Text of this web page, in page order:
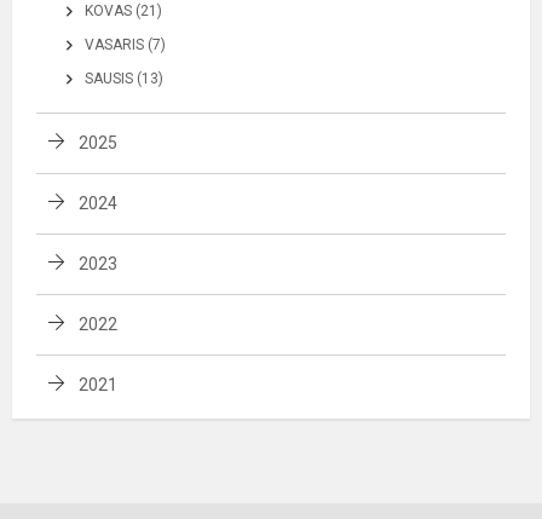
KOVAS (21)
VASARIS (7)
SAUSIS (13)
2025
2024
2023
2022
2021